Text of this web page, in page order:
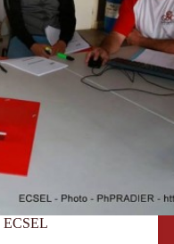
ECSEL